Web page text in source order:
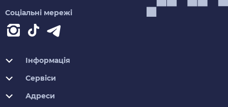
Соціальні мережі
Інформація
Сервіси
Адреси